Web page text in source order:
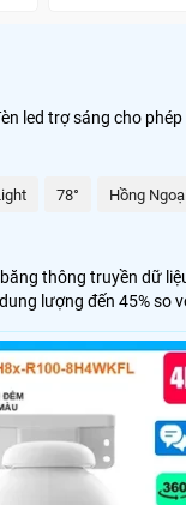
led trợ sáng cho
78° Hồng
thông truyền dữ
lượng đến 45% so